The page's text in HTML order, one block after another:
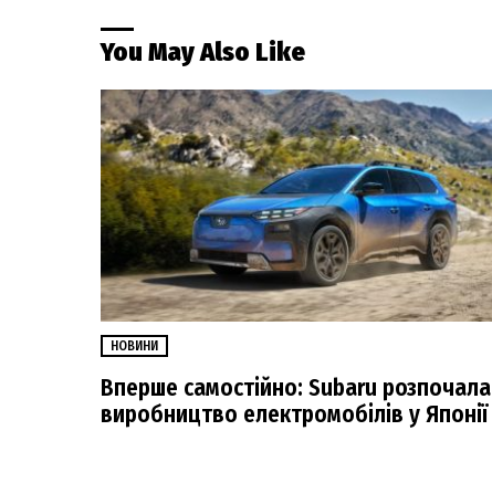
You May Also Like
НОВИНИ
Вперше самостійно: Subaru розпочала
виробництво електромобілів у Японії